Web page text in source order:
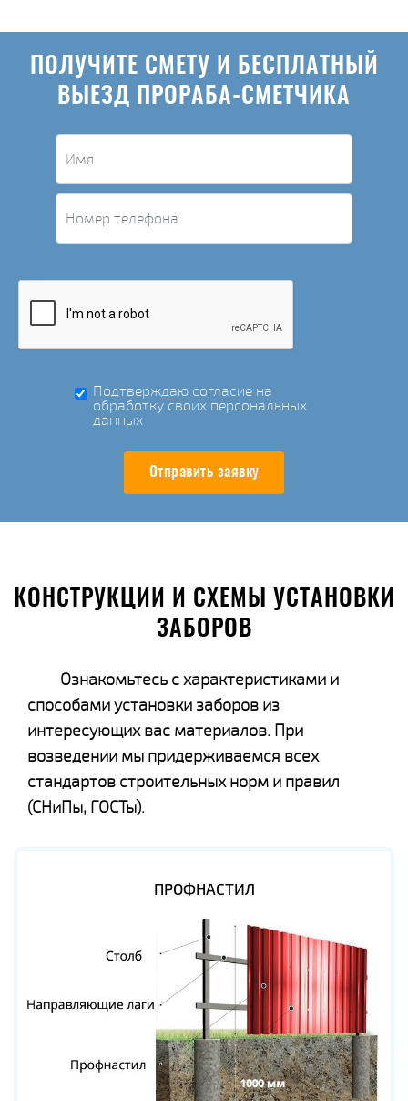
ПОЛУЧИТЕ СМЕТУ И БЕСПЛАТНЫЙ
ВЫЕЗД ПРОРАБА-СМЕТЧИКА
Подтверждаю согласие на
обработку своих персональных
данных
Отправить заявку
КОНСТРУКЦИИ И СХЕМЫ УСТАНОВКИ
ЗАБОРОВ
Ознакомьтесь с характеристиками и
способами установки заборов из
интересующих вас материалов. При
возведении мы придерживаемся всех
стандартов строительных норм и правил
(СНиПы, ГОСТы).
ПРОФНАСТИЛ